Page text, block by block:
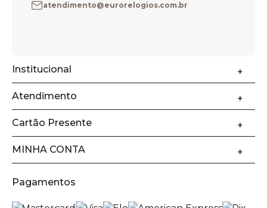
atendimento@eurorelogios.com.br
Institucional
Atendimento
Cartão Presente
MINHA CONTA
Pagamentos